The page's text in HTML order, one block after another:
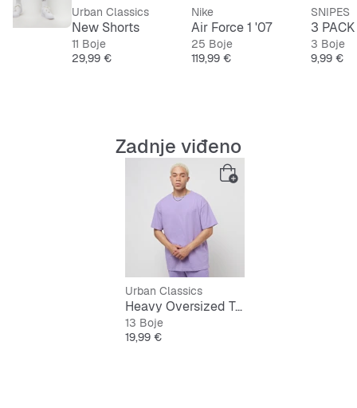
Urban Classics
New Shorts
11 Boje
Cijena
29,99 €
Nike
Air Force 1 '07
25 Boje
Cijena
119,99 €
SNIPES
3
3 Boje
Cijena
9,99 €
Zadnje viđeno
Urban Classics
Heavy Oversized Tee
13 Boje
Cijena
19,99 €